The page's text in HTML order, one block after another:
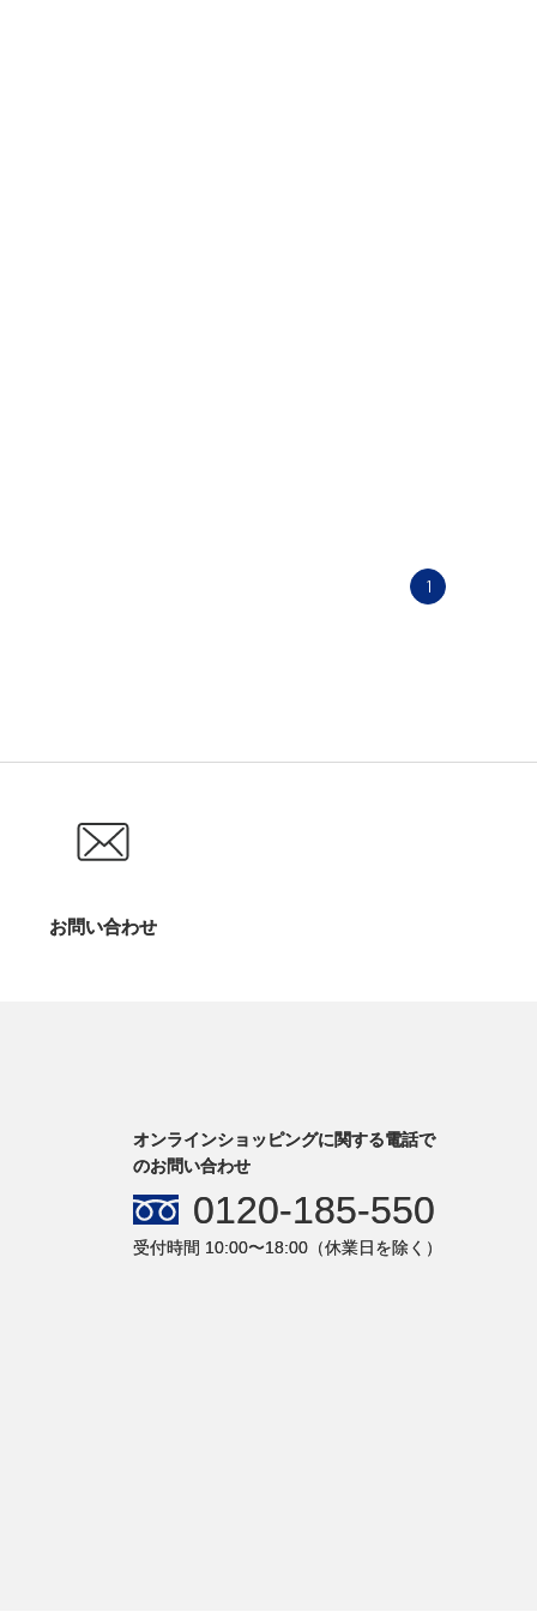
1
お問い合わせ
オンラインショッピングに関する電話で
のお問い合わせ
0120-185-550
受付時間 10:00〜18:00（休業日を除く）